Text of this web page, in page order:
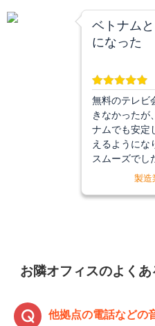
ベトナム
になった
無料のテレビ
きなかった
ナムでも安定
えるようにな
スムーズでし
製造
お隣オフィスのよくあ
他拠点の電話などの